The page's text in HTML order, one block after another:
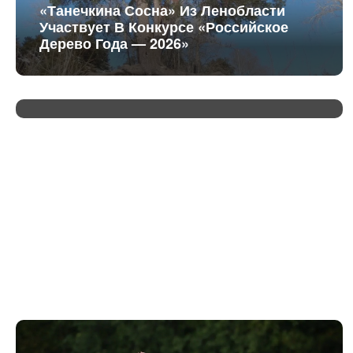
«Танечкина Сосна» Из Ленобласти
Участвует В Конкурсе «Российское
Дерево Года — 2026»
Губернатор Ленобласти Проверил
Подготовку К 99-Летию Региона В